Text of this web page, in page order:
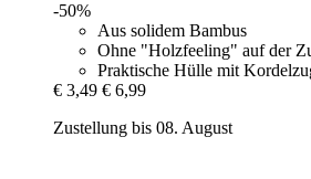
-50%
Aus solidem Bambus
Ohne "Holzfeeling" auf der
Praktische Hülle mit
€ 3,49 € 6,99
Zustellung bis 08. August